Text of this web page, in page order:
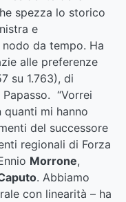
spezza lo storico
e
da tempo. Ha
alle preferenze
su 1.763), di
“Vorrei
mi hanno
del successore
regionali di Forza
Morrone,
. Abbiamo
con linearità – ha